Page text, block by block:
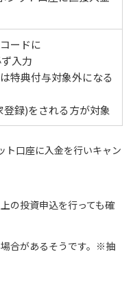
ードに
入力
特典付与対象外になる
録)をされる方が対象
ト口座に入金を行いキャン
の投資申込を行っても確
合があるそうです。※抽